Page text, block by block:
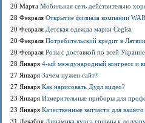
20 Марта Мобильная сеть действительно
28 Февраля Открытие филиала компании
20 Февраля Детская одежда марки Cegisa
20 Февраля Потребительский кредит в
20 Февраля Розы с доставкой по всей Украине
28 Января 4-ый международный конгресс и
27 Января Зачем нужен сайт?
27 Января Как нарисовать Дудл видео?
23 Января Измерительные приборы для
23 Января Качественные запчасти для вашего
31 Декабря Динамика курса гривны к